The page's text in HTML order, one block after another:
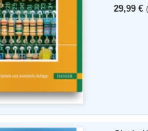
29,99 €